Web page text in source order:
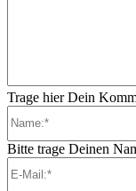
Trage hier Dein
Bitte trage Deinen